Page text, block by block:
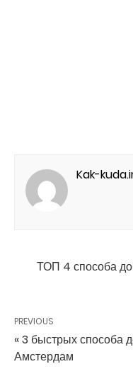
Kak-
ТОП 4 способа
PREVIOUS
« 3 быстрых способа
Амстердам